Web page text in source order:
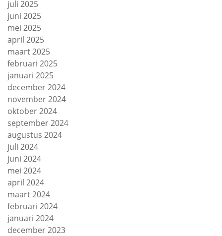
juli 2025
juni 2025
mei 2025
april 2025
maart 2025
februari 2025
januari 2025
december 2024
november 2024
oktober 2024
september 2024
augustus 2024
juli 2024
juni 2024
mei 2024
april 2024
maart 2024
februari 2024
januari 2024
december 2023